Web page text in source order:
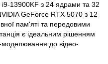
13900KF з 24 ядрами та 32
GeForce RTX 5070 з 12
пам'яті та передовими
є ідеальним рішенням
моделювання до відео-